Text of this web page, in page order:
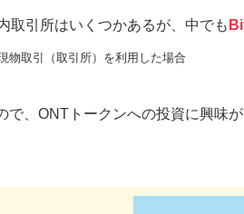
取引所はいくつかあるが、中でも
物取引（取引所）を利用した場合
で、ONTトークンへの投資に興味